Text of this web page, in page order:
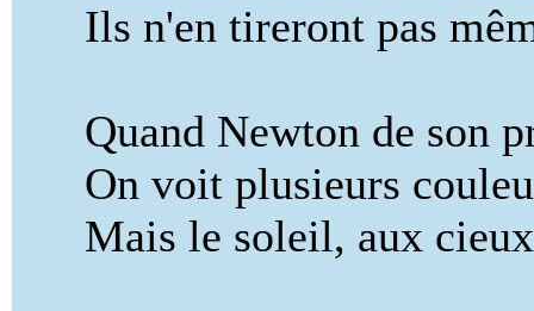
Ils n'en tireront pas
Quand Newton de son
On voit plusieurs
Mais le soleil, aux